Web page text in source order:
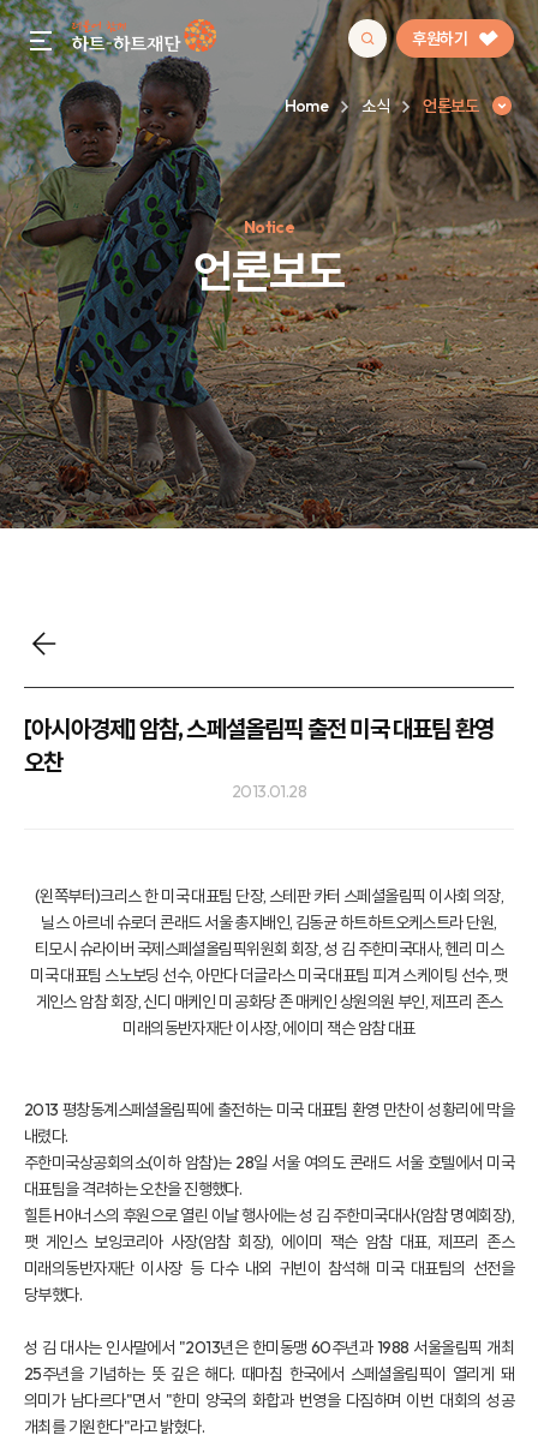
gnb menu open 후원하기
인기 키워드
#정기후원#하트플레이스#캠페인#팬덤후원
Home 소식 언론보도
Notice
언론보도
언론보도
[아시아경제] 암참, 스페셜올림픽 출전 미국 대표팀 환영
오찬
2013.01.28
(왼쪽부터)크리스 한 미국 대표팀 단장, 스테판 카터 스페셜올림픽 이사회 의장,
닐스 아르네 슈로더 콘래드 서울 총지배인, 김동균 하트하트오케스트라 단원,
티모시 슈라이버 국제스페셜올림픽위원회 회장, 성 김 주한미국대사, 헨리 미스
미국 대표팀 스노보딩 선수, 아만다 더글라스 미국 대표팀 피겨 스케이팅 선수, 팻
게인스 암참 회장, 신디 매케인 미 공화당 존 매케인 상원의원 부인, 제프리 존스
미래의동반자재단 이사장, 에이미 잭슨 암참 대표
2013 평창동계스페셜올림픽에 출전하는 미국 대표팀 환영 만찬이 성황리에 막을
내렸다.
주한미국상공회의소(이하 암참)는 28일 서울 여의도 콘래드 서울 호텔에서 미국
대표팀을 격려하는 오찬을 진행했다.
힐튼 H아너스의 후원으로 열린 이날 행사에는 성 김 주한미국대사(암참 명예회장),
팻 게인스 보잉코리아 사장(암참 회장), 에이미 잭슨 암참 대표, 제프리 존스
미래의동반자재단 이사장 등 다수 내외 귀빈이 참석해 미국 대표팀의 선전을
당부했다.
성 김 대사는 인사말에서 "2013년은 한미동맹 60주년과 1988 서울올림픽 개최
25주년을 기념하는 뜻 깊은 해다. 때마침 한국에서 스페셜올림픽이 열리게 돼
의미가 남다르다"면서 "한미 양국의 화합과 번영을 다짐하며 이번 대회의 성공
개최를 기원한다"라고 밝혔다.